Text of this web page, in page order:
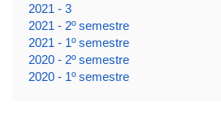
2021 - 3
2021 - 2º semestre
2021 - 1º semestre
2020 - 2º semestre
2020 - 1º semestre